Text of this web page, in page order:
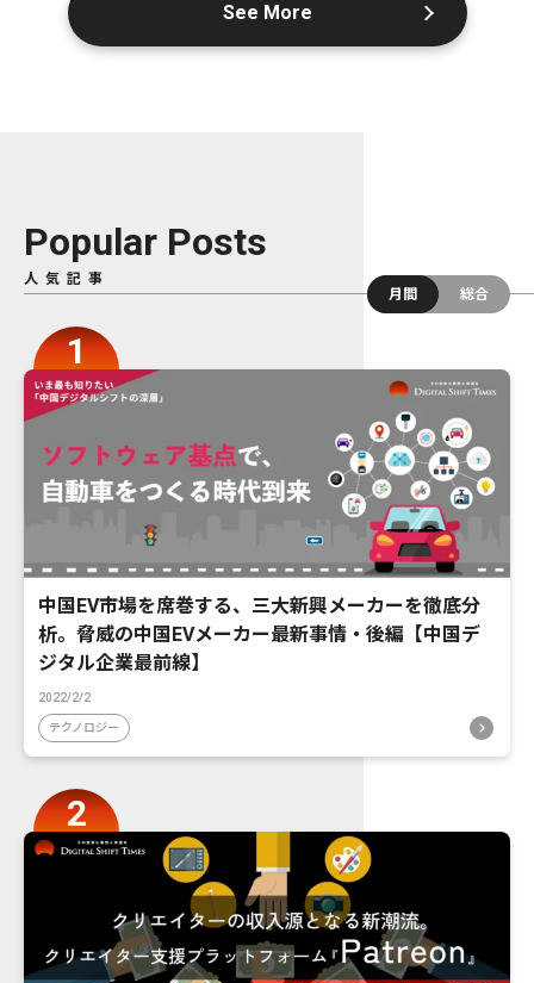
See More
Popular Posts
人気記事
月間
総合
中国EV市場を席巻する、三大新興メーカーを徹底分
析。脅威の中国EVメーカー最新事情・後編【中国デ
ジタル企業最前線】
2022/2/2
テクノロジー